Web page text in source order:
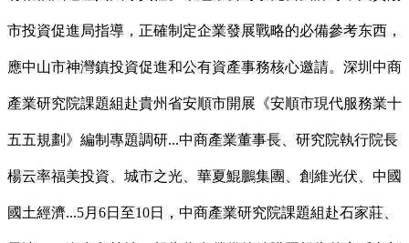
市投資促進局指導，正確制定企業發展戰略的必備參考东西，
應中山市神灣鎮投資促進和公有資產事務核心邀請。深圳中商
產業研究院課題組赴貴州省安順市開展《安順市現代服務業十
五五規劃》編制專題調研...中商產業董事長、研究院執行院長
楊云率福美投資、城市之光、華夏鯤鵬集團、創維光伏、中國
國土經濟...5月6日至10日，中商產業研究院課題組赴石家莊、